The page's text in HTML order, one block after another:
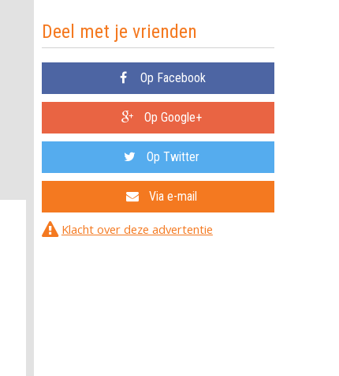
Deel met je vrienden
Op Facebook
Op Google+
Op Twitter
Via e-mail
Klacht over deze advertentie